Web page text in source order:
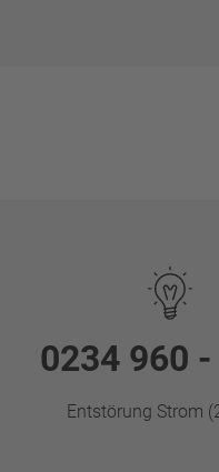
0234 960 -
Entstörung Strom